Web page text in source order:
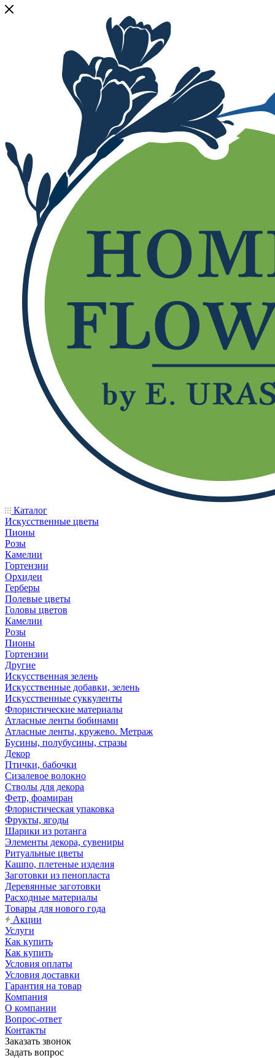
Каталог
Искусственные цветы
Пионы
Розы
Камелии
Гортензии
Орхидеи
Герберы
Полевые цветы
Головы цветов
Камелии
Розы
Пионы
Гортензии
Другие
Искусственная зелень
Искусственные добавки, зелень
Искусственные суккуленты
Флористические материалы
Атласные ленты бобинами
Атласные ленты, кружево. Метраж
Бусины, полубусины, стразы
Декор
Птички, бабочки
Сизалевое волокно
Стволы для декора
Фетр, фоамиран
Флористическая упаковка
Фрукты, ягоды
Шарики из ротанга
Элементы декора, сувениры
Ритуальные цветы
Кашпо, плетеные изделия
Заготовки из пенопласта
Деревянные заготовки
Расходные материалы
Товары для нового года
Акции
Услуги
Как купить
Как купить
Условия оплаты
Условия доставки
Гарантия на товар
Компания
О компании
Вопрос-ответ
Контакты
Заказать звонок
Задать вопрос